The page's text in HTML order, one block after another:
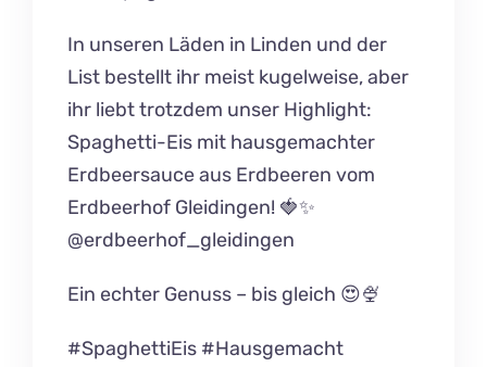
Gutscheine
Personal
Unsere Partner
Nicezeit-Blog
Nicezeit Lexikon
In unseren Läden in Linden und der
List bestellt ihr meist kugelweise, aber
ihr liebt trotzdem unser Highlight:
Spaghetti-Eis mit hausgemachter
Erdbeersauce aus Erdbeeren vom
Erdbeerhof Gleidingen! 🍓✨
@erdbeerhof_gleidingen
Ein echter Genuss – bis gleich 😍🍨
#SpaghettiEis #Hausgemacht